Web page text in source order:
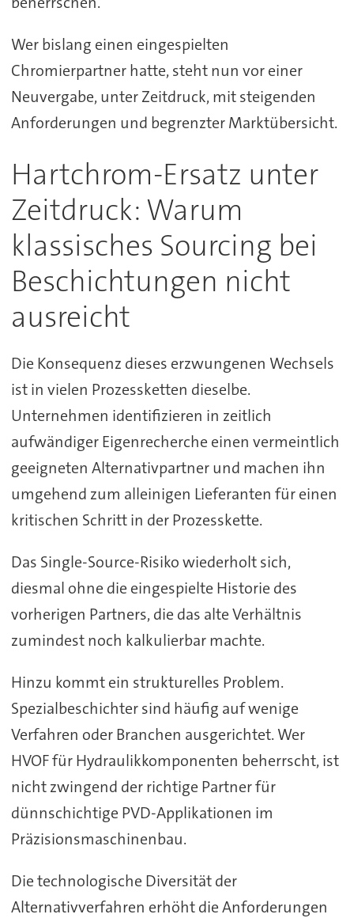
Wer bislang einen eingespielten
Chromierpartner hatte, steht nun vor einer
Neuvergabe, unter Zeitdruck, mit steigenden
Anforderungen und begrenzter Marktübersicht.
Hartchrom-Ersatz unter
Zeitdruck: Warum
klassisches Sourcing bei
Beschichtungen nicht
ausreicht
Die Konsequenz dieses erzwungenen Wechsels
ist in vielen Prozessketten dieselbe.
Unternehmen identifizieren in zeitlich
aufwändiger Eigenrecherche einen vermeintlich
geeigneten Alternativpartner und machen ihn
umgehend zum alleinigen Lieferanten für einen
kritischen Schritt in der Prozesskette.
Das Single-Source-Risiko wiederholt sich,
diesmal ohne die eingespielte Historie des
vorherigen Partners, die das alte Verhältnis
zumindest noch kalkulierbar machte.
Hinzu kommt ein strukturelles Problem.
Spezialbeschichter sind häufig auf wenige
Verfahren oder Branchen ausgerichtet. Wer
HVOF für Hydraulikkomponenten beherrscht, ist
nicht zwingend der richtige Partner für
dünnschichtige PVD-Applikationen im
Präzisionsmaschinenbau.
Die technologische Diversität der
Alternativverfahren erhöht die Anforderungen